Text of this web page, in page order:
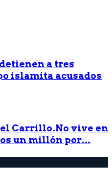
a tres
islamita acusados
Carrillo.No vive en
un millón por...